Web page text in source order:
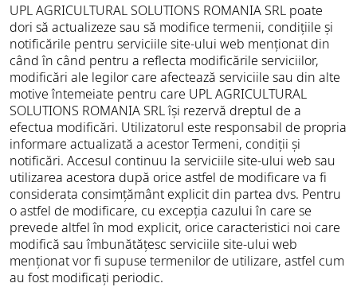
UPL AGRICULTURAL SOLUTIONS ROMANIA SRL poate
dori să actualizeze sau să modifice termenii, condițiile și
notificările pentru serviciile site-ului web menționat din
când în când pentru a reflecta modificările serviciilor,
modificări ale legilor care afectează serviciile sau din alte
motive întemeiate pentru care UPL AGRICULTURAL
SOLUTIONS ROMANIA SRL își rezervă dreptul de a
efectua modificări. Utilizatorul este responsabil de propria
informare actualizată a acestor Termeni, condiții și
notificări. Accesul continuu la serviciile site-ului web sau
utilizarea acestora după orice astfel de modificare va fi
considerata consimțământ explicit din partea dvs. Pentru
o astfel de modificare, cu excepția cazului în care se
prevede altfel în mod explicit, orice caracteristici noi care
modifică sau îmbunătățesc serviciile site-ului web
menționat vor fi supuse termenilor de utilizare, astfel cum
au fost modificați periodic.